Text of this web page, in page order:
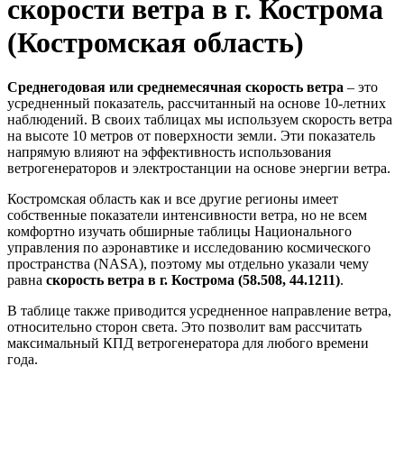
скорости ветра в г. Кострома
(Костромская область)
Среднегодовая или среднемесячная скорость ветра – это
усредненный показатель, рассчитанный на основе 10-летних
наблюдений. В своих таблицах мы используем скорость ветра
на высоте 10 метров от поверхности земли. Эти показатель
напрямую влияют на эффективность использования
ветрогенераторов и электростанции на основе энергии ветра.
Костромская область как и все другие регионы имеет
собственные показатели интенсивности ветра, но не всем
комфортно изучать обширные таблицы Национального
управления по аэронавтике и исследованию космического
пространства (NASA), поэтому мы отдельно указали чему
равна скорость ветра в г. Кострома (58.508, 44.1211).
В таблице также приводится усредненное направление ветра,
относительно сторон света. Это позволит вам рассчитать
максимальный КПД ветрогенератора для любого времени
года.